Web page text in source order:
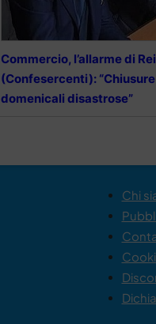
Commercio, l’allarme di
(Confesercenti): “Chiusure
domenicali disastrose”
Chi